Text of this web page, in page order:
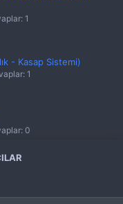
1
- Kasap Sistemi)
1
0